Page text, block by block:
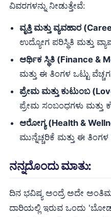
ವಿವರಗಳನ್ನು ನೀಡುತ್ತೇವೆ:
ವೃತ್ತಿ ಮತ್ತು ವ್ಯವಹಾರ
ಉದ್ಯೋಗ ಪರಿಸ್ಥಿತಿ ಮತ್ತು
ಆರ್ಥಿಕ ಸ್ಥಿತಿ (Finance &
ಮತ್ತು ಈ ತಿಂಗಳ ಒಟ್ಟು
ಪ್ರೇಮ ಮತ್ತು ಕುಟುಂಬ
ಪ್ರೇಮ ಸಂಬಂಧಗಳು
ಆರೋಗ್ಯ (Health &
ಮುನ್ನೆಚ್ಚರಿಕೆ ಮತ್ತು ಈ
ನನ್ನದೊಂದು ಮಾತು:
ದಿನ ಭವಿಷ್ಯ ಅಂದ್ರೆ ಅದೇ
ದಾರಿಯಲ್ಲಿ ಇರುವ ಒಂದು